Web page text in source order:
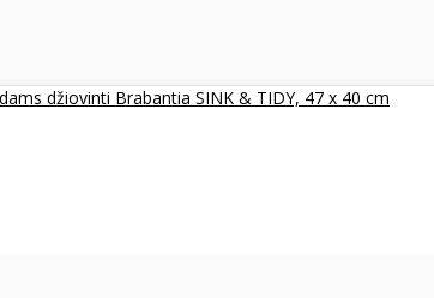
džiovinti Brabantia SINK & TIDY, 47 x 40 cm